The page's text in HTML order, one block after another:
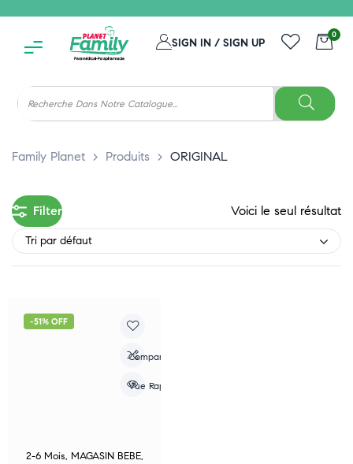
SIGN IN / SIGN UP
0
Family Planet > Produits > ORIGINAL
Filter Voici le seul résultat
Tri par défaut
-51% OFF
Compare
Vue Rapide
2-6 Mois, MAGASIN BEBE,